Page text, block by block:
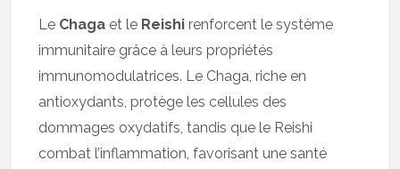
Le Chaga et le Reishi renforcent le système
immunitaire grâce à leurs propriétés
immunomodulatrices. Le Chaga, riche en
antioxydants, protège les cellules des
dommages oxydatifs, tandis que le Reishi
combat l’inflammation, favorisant une santé